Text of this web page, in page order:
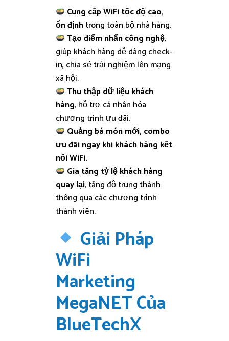
Cung cấp WiFi tốc độ cao,
ổn địnhtrong toàn bộ nhà hàng.
Tạo điểm nhấn công nghệ,
giúp khách hàng dễ dàng check-
in, chia sẻ trải nghiệm lên mạng
xã hội.
Thu thập dữ liệu khách
hàng, hỗ trợ cá nhân hóa
chương trình ưu đãi.
Quảng bá món mới, combo
ưu đãi ngay khi khách hàng kết
nối WiFi.
Gia tăng tỷ lệ khách hàng
quay lại, tăng độ trung thành
thông qua các chương trình
thành viên.
Giải Pháp
WiFi
Marketing
MegaNET Của
BlueTechX